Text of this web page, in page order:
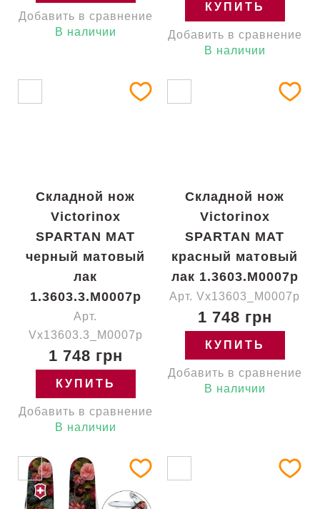
Добавить в сравнение
В наличии
КУПИТЬ
Добавить в сравнение
В наличии
Складной нож
Victorinox
SPARTAN MAT
черный матовый
лак
1.3603.3.M0007p
Арт.
Vx13603.3_M0007p
1 748 грн
КУПИТЬ
Добавить в сравнение
В наличии
Складной нож
Victorinox
SPARTAN MAT
красный матовый
лак 1.3603.M0007p
Арт. Vx13603_M0007p
1 748 грн
КУПИТЬ
Добавить в сравнение
В наличии